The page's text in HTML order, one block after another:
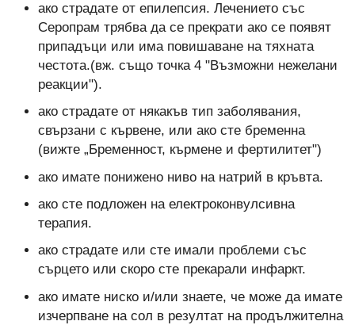
ако страдате от епилепсия. Лечението със
Серопрам трябва да се прекрати ако се появят
припадъци или има повишаване на тяхната
честота.(вж. също точка 4 "Възможни нежелани
реакции").
ако страдате от някакъв тип заболявания,
свързани с кървене, или ако сте бременна
(вижте „Бременност, кърмене и фертилитет")
ако имате понижено ниво на натрий в кръвта.
ако сте подложен на електроконвулсивна
терапия.
ако страдате или сте имали проблеми със
сърцето или скоро сте прекарали инфаркт.
ако имате ниско и/или знаете, че може да имате
изчерпване на сол в резултат на продължителна